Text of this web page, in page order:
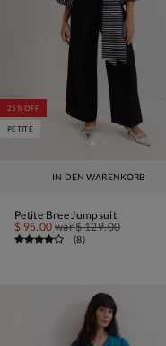
IN DEN WARENKORB
25% OFF
PETITE
Petite Bree Jumpsuit
$ 95.00 war$ 129.00
(8)